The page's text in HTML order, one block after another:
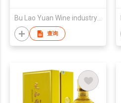
Bu Lao Yuan Wine industry Limited Liability Company
查询